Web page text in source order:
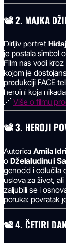
📽2. MAJKA
Dirljiv portret
je postala simbol
Film nas vodi
kojom je
produkciji FACE
heroini koja
🔗 Više o filmu
📽3. HEROJI
Autorica Amila
o Dželaludinu i
genocid i odlučila
uslova za život,
zaljubili se i
poruka: povratak
📽4. ČETIRI